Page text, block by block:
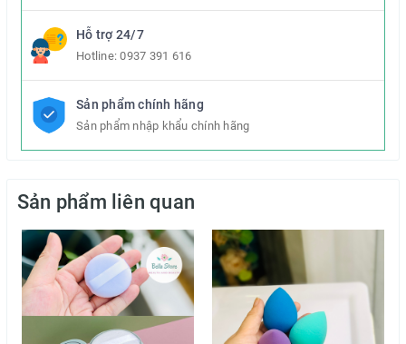
Hỗ trợ 24/7
Hotline:0937 391 616
Sản phẩm chính hãng
Sản phẩm nhập khẩu chính hãng
Sản phẩm liên quan